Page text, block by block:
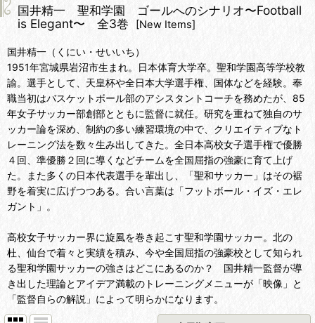
国井精一 聖和学園 ゴールへのシナリオ〜Football
is Elegant〜 全3巻
[New Items]
国井精一（くにい・せいいち）
1951年宮城県岩沼市生まれ。日本体育大学卒。聖和学園高等学校教
諭。選手として、天皇杯や全日本大学選手権、国体などを経験。奉
職当初はバスケットボール部のアシスタントコーチを務めたが、85
年女子サッカー部創部とともに監督に就任。研究を重ねて独自のサ
ッカー論を深め、制約の多い練習環境の中で、クリエイティブなト
レーニング法を数々生み出してきた。全日本高校女子選手権で優勝
４回、準優勝２回に導くなどチームを全国屈指の強豪に育て上げ
た。また多くの日本代表選手を輩出し、「聖和サッカー」はその裾
野を着実に広げつつある。合い言葉は「フットボール・イズ・エレ
ガント」。
高校女子サッカー界に旋風を巻き起こす聖和学園サッカー。北の
杜、仙台で着々と実績を積み、今や全国屈指の強豪校として知られ
る聖和学園サッカーの強さはどこにあるのか？ 国井精一監督が導
き出した理論とアイデア満載のトレーニングメニューが「映像」と
「監督自らの解説」によって明らかになります。